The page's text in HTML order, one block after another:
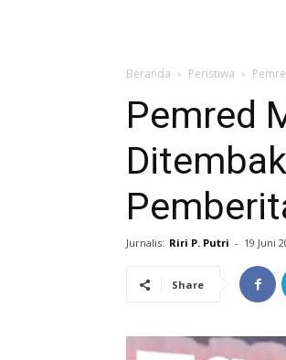
Beranda Peristiwa
Pemred
Jurnalis: Riri P. Putri - 19 Juni
Share